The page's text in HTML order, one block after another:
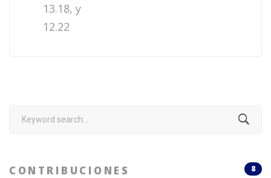
13.18, y
12.22
Search
CONTRIBUCIONES 8